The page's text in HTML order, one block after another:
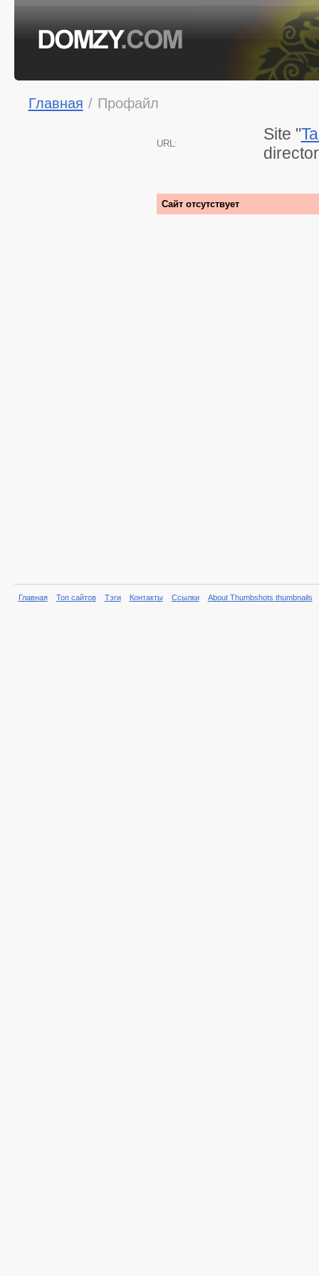
Главная / Профайл
URL:
Site "
Сайт отсутствует
Главная Топ сайтов Тэги Контакты Ссылки About Thumbshots thumbnails